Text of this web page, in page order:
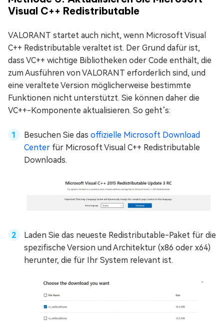
Visual C++ Redistributable
VALORANT startet auch nicht, wenn Microsoft Visual
C++ Redistributable veraltet ist. Der Grund dafür ist,
dass VC++ wichtige Bibliotheken oder Code enthält, die
zum Ausführen von VALORANT erforderlich sind, und
eine veraltete Version möglicherweise bestimmte
Funktionen nicht unterstützt. Sie können daher die
VC++-Komponente aktualisieren. So geht’s:
Besuchen Sie das offizielle Microsoft Download
Center für Microsoft Visual C++ Redistributable
Downloads.
Laden Sie das neueste Redistributable-Paket für die
spezifische Version und Architektur (x86 oder x64)
herunter, die für Ihr System relevant ist.